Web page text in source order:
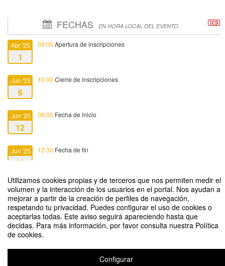
Utilizamos cookies propias y de terceros que nos permiten medir el
volumen y la interacción de los usuarios en el portal. Nos ayudan a
mejorar a partir de la creación de perfiles de navegación,
respetando tu privacidad. Puedes configurar el uso de cookies o
aceptarlas todas. Este aviso seguirá apareciendo hasta que
decidas. Para más información, por favor consulta nuestra Política
de cookies.
Configurar
FECHAS EN HORA LOCAL DEL EVENTO
Abr '25
1
09:00 Apertura de inscripciones
Jun '25
6
10:00 Cierre de inscripciones
Jun '25
12
09:00 Fecha de inicio
Jun '25
20
12:30 Fecha de fin
Mejora tu relación con los alumnos practicando técnicas de improvisación
teatral